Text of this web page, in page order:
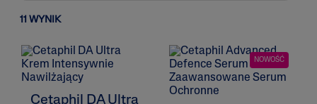
11 WYNIK
Cetaphil DA Ultra
NOWOŚĆ